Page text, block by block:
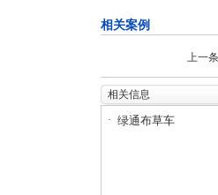
相关案例
上一
相关信息
· 绿通布草车